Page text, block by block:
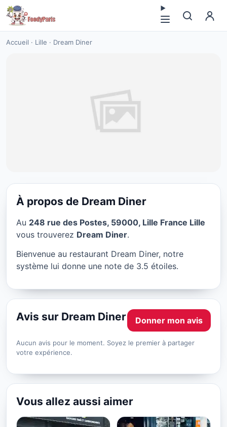
Accueil · Lille · Dream Diner
Dream Diner à Lille
À propos de Dream Diner
Au 248 rue des Postes, 59000, Lille France Lille
vous trouverez Dream Diner.
Bienvenue au restaurant Dream Diner, notre
système lui donne une note de 3.5 étoiles.
Avis sur Dream Diner Donner mon avis
Aucun avis pour le moment. Soyez le premier à partager
votre expérience.
Vous allez aussi aimer